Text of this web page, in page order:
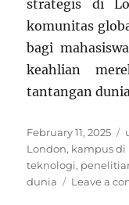
strategis di
komunitas
bagi
keahlian
tantangan
Posted
on
February 11, 2025
London, kampus di
teknologi,
dunia
Leave a